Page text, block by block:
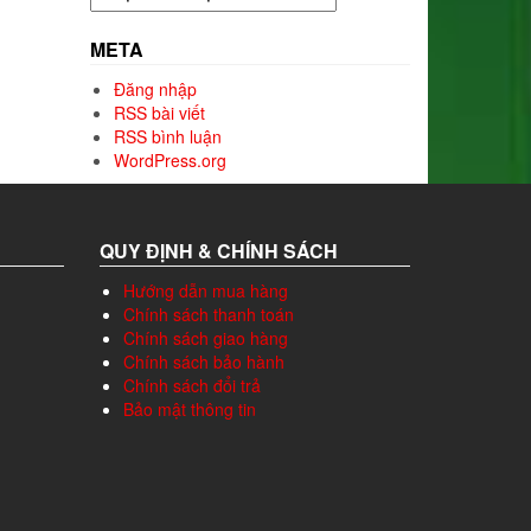
mục
META
Đăng nhập
RSS bài viết
RSS bình luận
WordPress.org
QUY ĐỊNH & CHÍNH SÁCH
Hướng dẫn mua hàng
Chính sách thanh toán
Chính sách giao hàng
Chính sách bảo hành
Chính sách đổi trả
Bảo mật thông tin